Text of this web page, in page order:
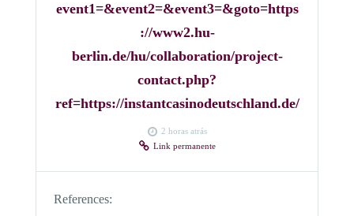
event1=&event2=&event3=&goto=https
://www2.hu-
berlin.de/hu/collaboration/project-
contact.php?
ref=https://instantcasinodeutschland.de/
2 horas atrás
Link permanente
References: